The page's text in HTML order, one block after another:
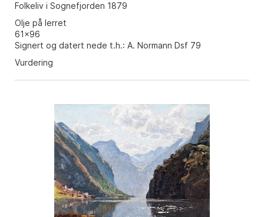
Folkeliv i Sognefjorden 1879
Olje på lerret
61x96
Signert og datert nede t.h.: A. Normann Dsf 79
Vurdering